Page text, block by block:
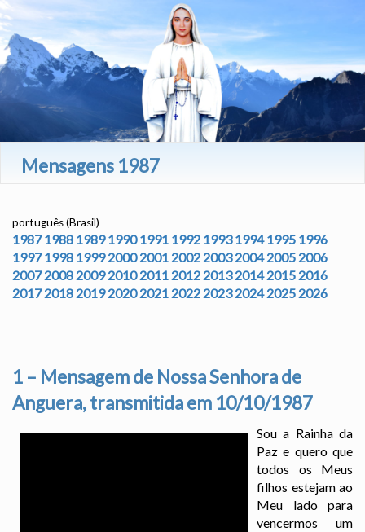
Mensagens 1987
português (Brasil)
1987 1988 1989 1990 1991 1992 1993 1994 1995 1996
1997 1998 1999 2000 2001 2002 2003 2004 2005 2006
2007 2008 2009 2010 2011 2012 2013 2014 2015 2016
2017 2018 2019 2020 2021 2022 2023 2024 2025 2026
1 – Mensagem de Nossa Senhora de
Anguera, transmitida em 10/10/1987
Sou a Rainha da
Paz e quero que
todos os Meus
filhos estejam ao
Meu lado para
vencermos um